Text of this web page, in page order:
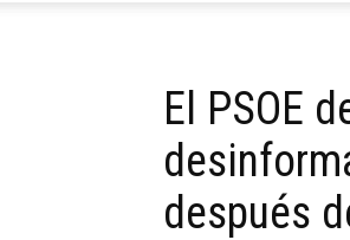
El PSOE
después